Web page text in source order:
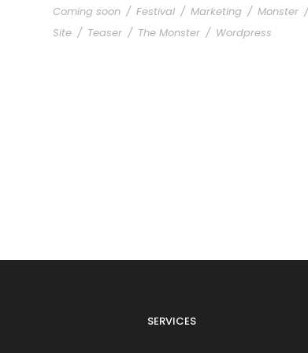
Coming soon / Festival / Marketing / Monster /
Site / Teaser / The Monster / Wordpress
SERVICES